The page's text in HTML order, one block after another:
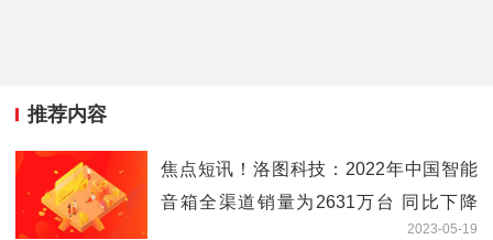
推荐内容
焦点短讯！洛图科技：2022年中国智能
音箱全渠道销量为2631万台 同比下降
2023-05-19